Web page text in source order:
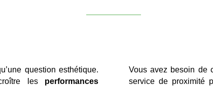
question esthétique.
les performances
Vous avez besoin de
service de proximité